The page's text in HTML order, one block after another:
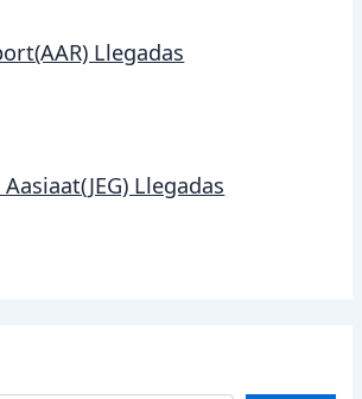
Llegadas
Llegadas